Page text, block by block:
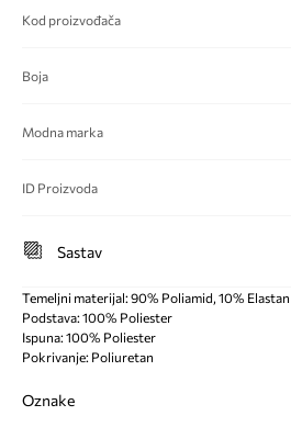
Kod proizvođača
Boja
Modna marka
ID Proizvoda
Sastav
Temeljni materijal: 90% Poliamid, 10% Elastan
Podstava: 100% Poliester
Ispuna: 100% Poliester
Pokrivanje: Poliuretan
Oznake